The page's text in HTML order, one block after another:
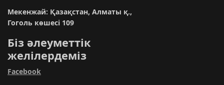
Мекенжай: Қазақстан, Алматы қ.,
Гоголь көшесі 109
Біз әлеуметтік
желілердеміз
Facebook